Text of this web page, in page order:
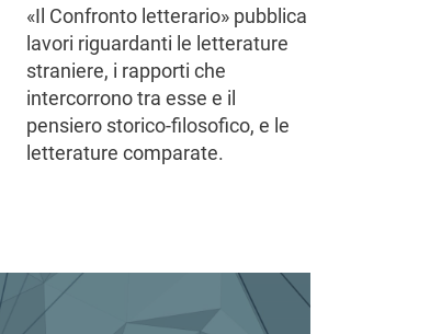
«Il Confronto letterario» pubblica
lavori riguardanti le letterature
straniere, i rapporti che
intercorrono tra esse e il
pensiero storico-filosofico, e le
letterature comparate.